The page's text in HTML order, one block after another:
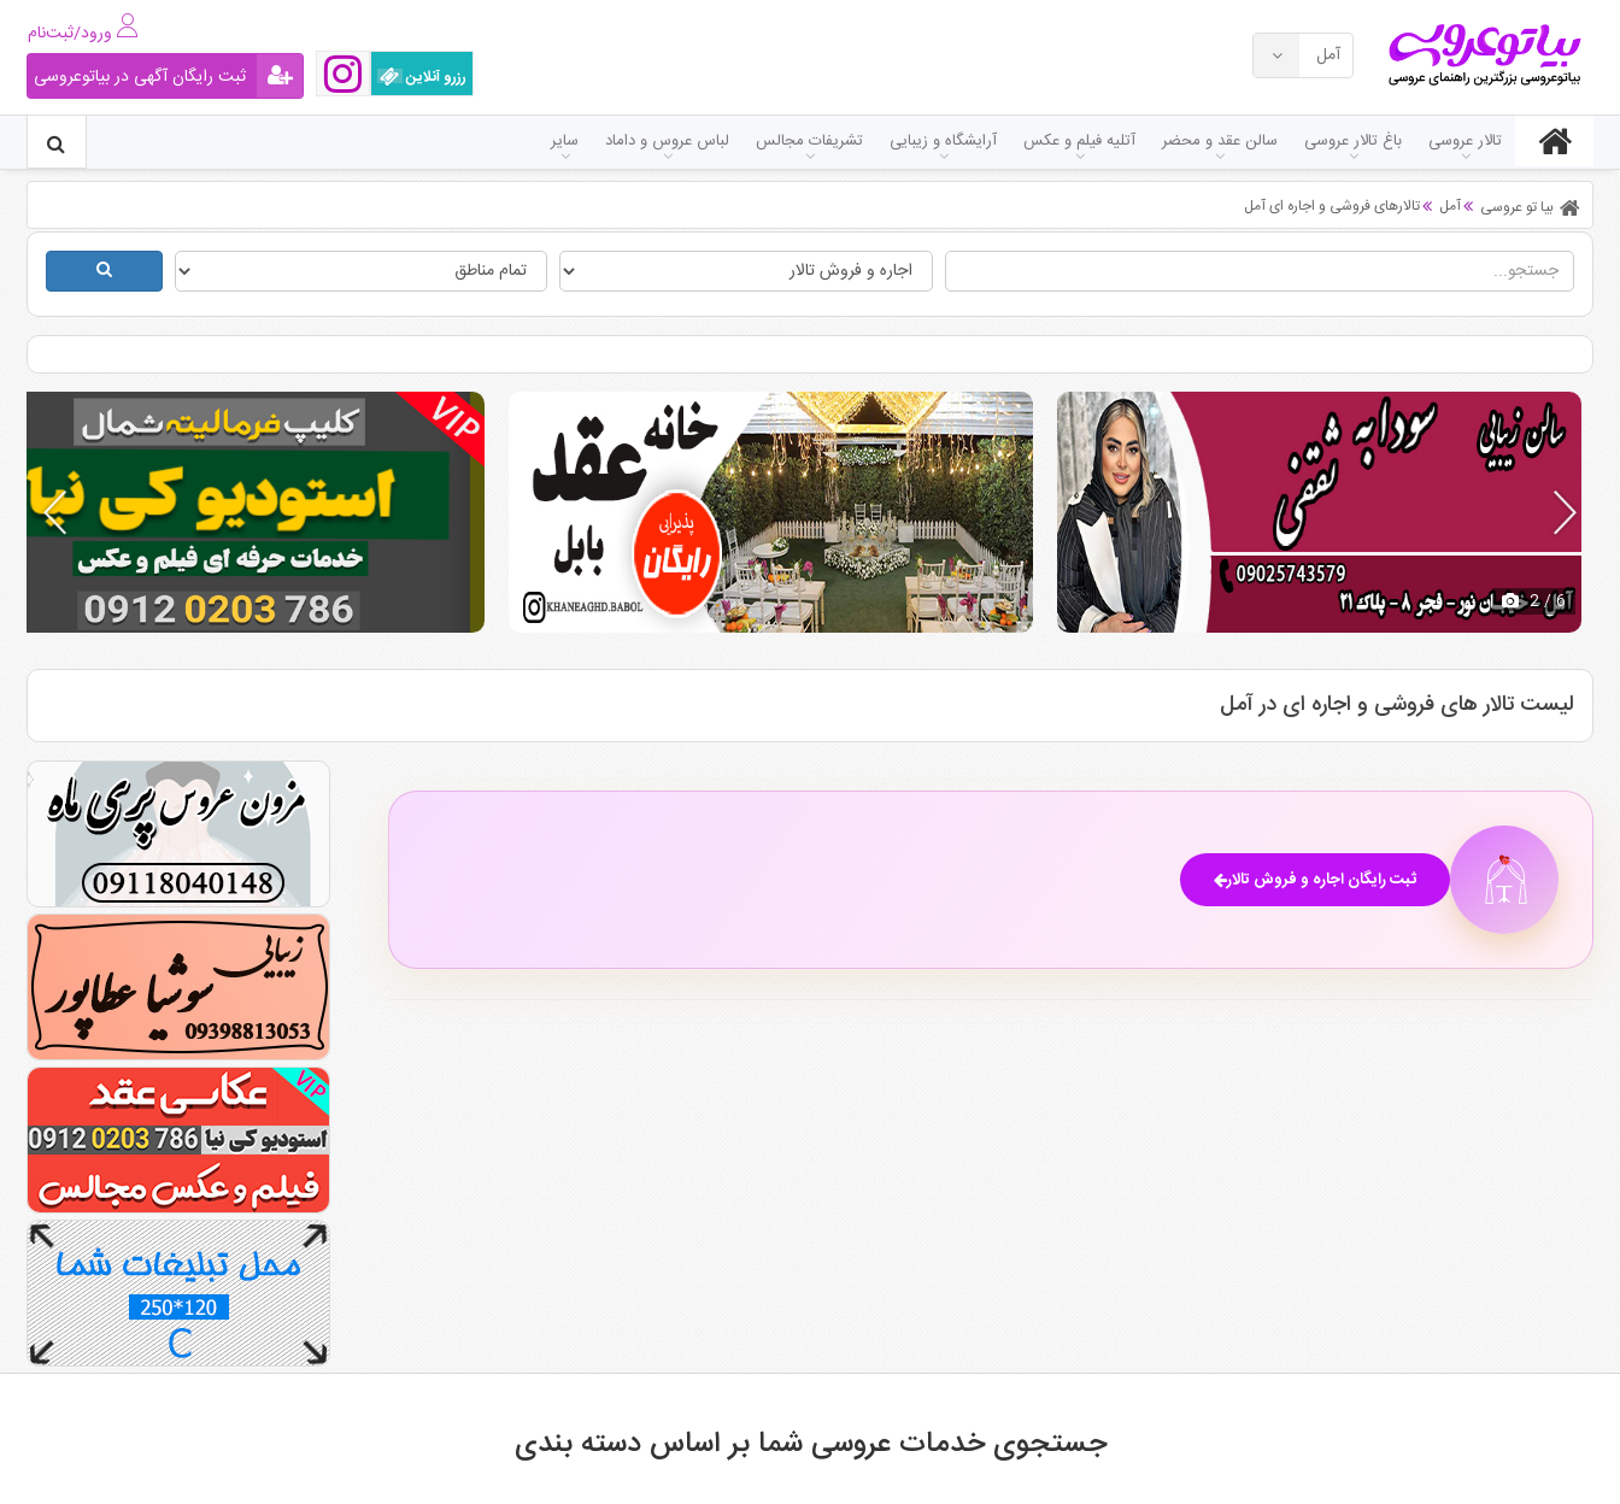
آمل
رزرو آنلاین
ثبت رایگان آگهی در بیاتوعروسی
تالار عروسی باغ تالار عروسی سالن عقد و محضر آتلیه فیلم و عکس آرایشگاه و زیبایی تشریفات مجالس لباس عروس و داماد سایر
بیا تو عروسی آمل تالارهای فروشی و اجاره ای آمل
2/ 6
لیست تالار های فروشی و اجاره ای در آمل
ثبت رایگان اجاره و فروش تالار
جستجوی خدمات عروسی شما بر اساس دسته بندی